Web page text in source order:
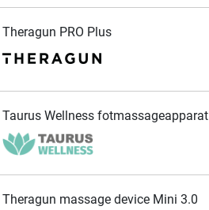
Theragun PRO Plus
Taurus Wellness fotmassageapparat
Theragun massage device Mini 3.0